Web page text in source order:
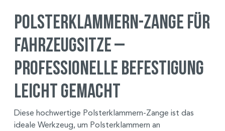
Polsterklammern-Zange für
Fahrzeugsitze –
Professionelle Befestigung
leicht gemacht
Diese hochwertige Polsterklammern-Zange ist das
ideale Werkzeug, um Polsterklammern an